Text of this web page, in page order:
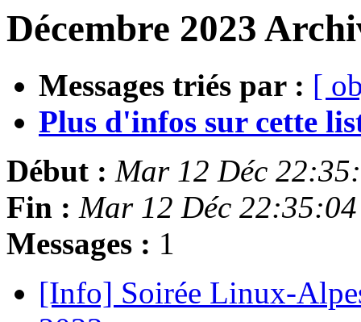
Décembre 2023
Messages triés par : [
Plus d'infos sur cette
Début : Mar 12 Déc
Fin : Mar 12 Déc
Messages : 1
[Info] Soirée Linux-